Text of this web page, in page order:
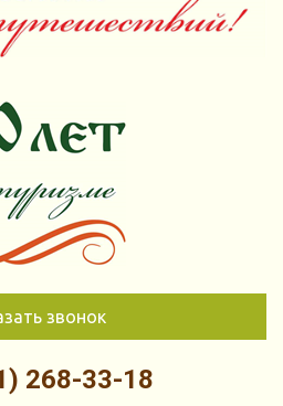
звонок
268-33-18